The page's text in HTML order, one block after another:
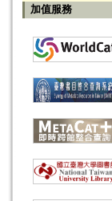
加值服務